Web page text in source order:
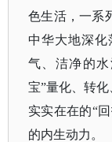
色生活，一系
中华大地深化
气、洁净的
宝”量化、转
实实在在的“
的内生动力。